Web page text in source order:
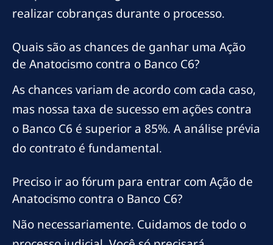
realizar cobranças durante o processo.
Quais são as chances de ganhar uma Ação
de Anatocismo contra o Banco C6?
As chances variam de acordo com cada caso,
mas nossa taxa de sucesso em ações contra
o Banco C6 é superior a 85%. A análise prévia
do contrato é fundamental.
Preciso ir ao fórum para entrar com Ação de
Anatocismo contra o Banco C6?
Não necessariamente. Cuidamos de todo o